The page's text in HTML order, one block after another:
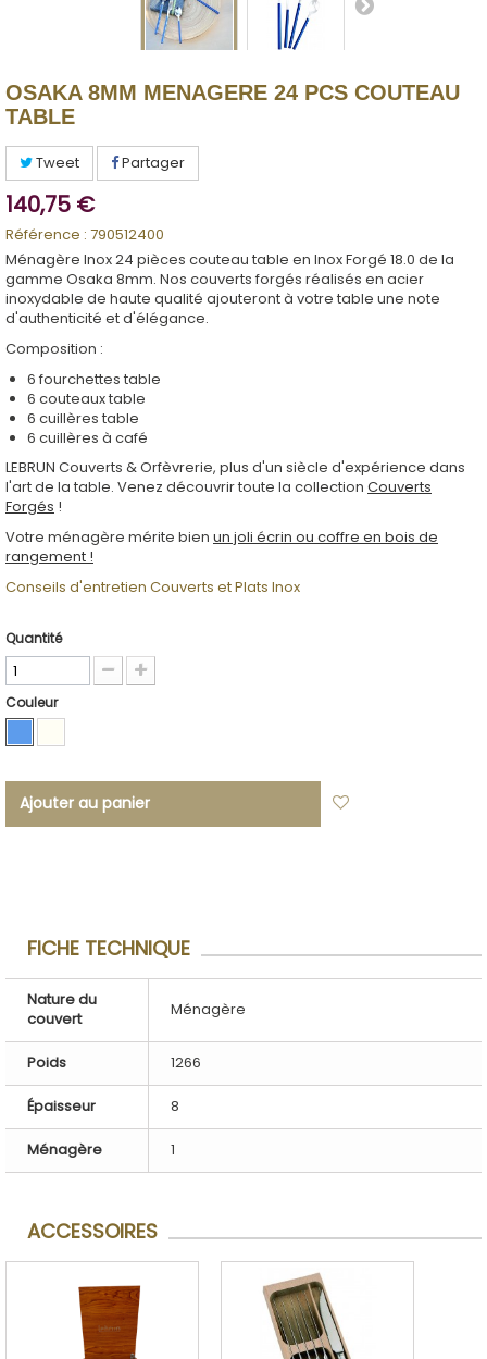
OSAKA 8MM MENAGERE 24 PCS COUTEAU
TABLE
Tweet Partager
140,75 €
Référence : 790512400
Ménagère Inox 24 pièces couteau table en Inox Forgé 18.0 de la
gamme Osaka 8mm. Nos couverts forgés réalisés en acier
inoxydable de haute qualité ajouteront à votre table une note
d'authenticité et d'élégance.
Composition :
6 fourchettes table
6 couteaux table
6 cuillères table
6 cuillères à café
LEBRUN Couverts & Orfèvrerie, plus d'un siècle d'expérience dans
l'art de la table. Venez découvrir toute la collection Couverts
Forgés !
Votre ménagère mérite bien un joli écrin ou coffre en bois de
rangement !
Conseils d'entretien Couverts et Plats Inox
Quantité
Couleur
Ajouter au panier
FICHE TECHNIQUE
Nature du
couvert
Ménagère
Poids 1266
Épaisseur 8
Ménagère 1
ACCESSOIRES